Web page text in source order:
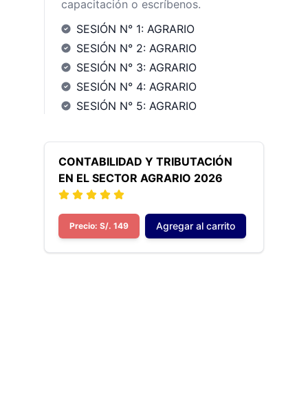
capacitación o escríbenos.
SESIÓN N° 1: AGRARIO
SESIÓN N° 2: AGRARIO
SESIÓN N° 3: AGRARIO
SESIÓN N° 4: AGRARIO
SESIÓN N° 5: AGRARIO
CONTABILIDAD Y TRIBUTACIÓN
EN EL SECTOR AGRARIO 2026
Precio: S/. 149 Agregar al carrito